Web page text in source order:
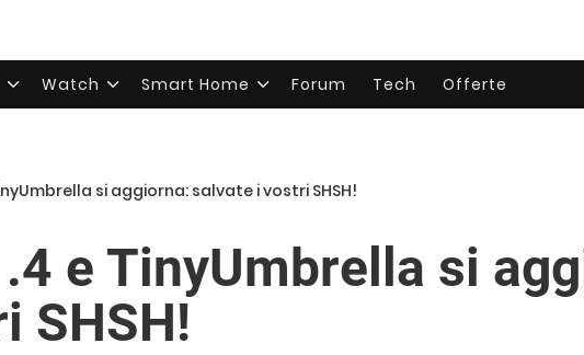
Watch Smart Home Forum Tech Offerte
si aggiorna: salvate i vostri SHSH!
e TinyUmbrella si
SHSH!